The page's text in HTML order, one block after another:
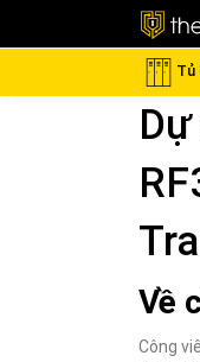
Tủ
Về
Công